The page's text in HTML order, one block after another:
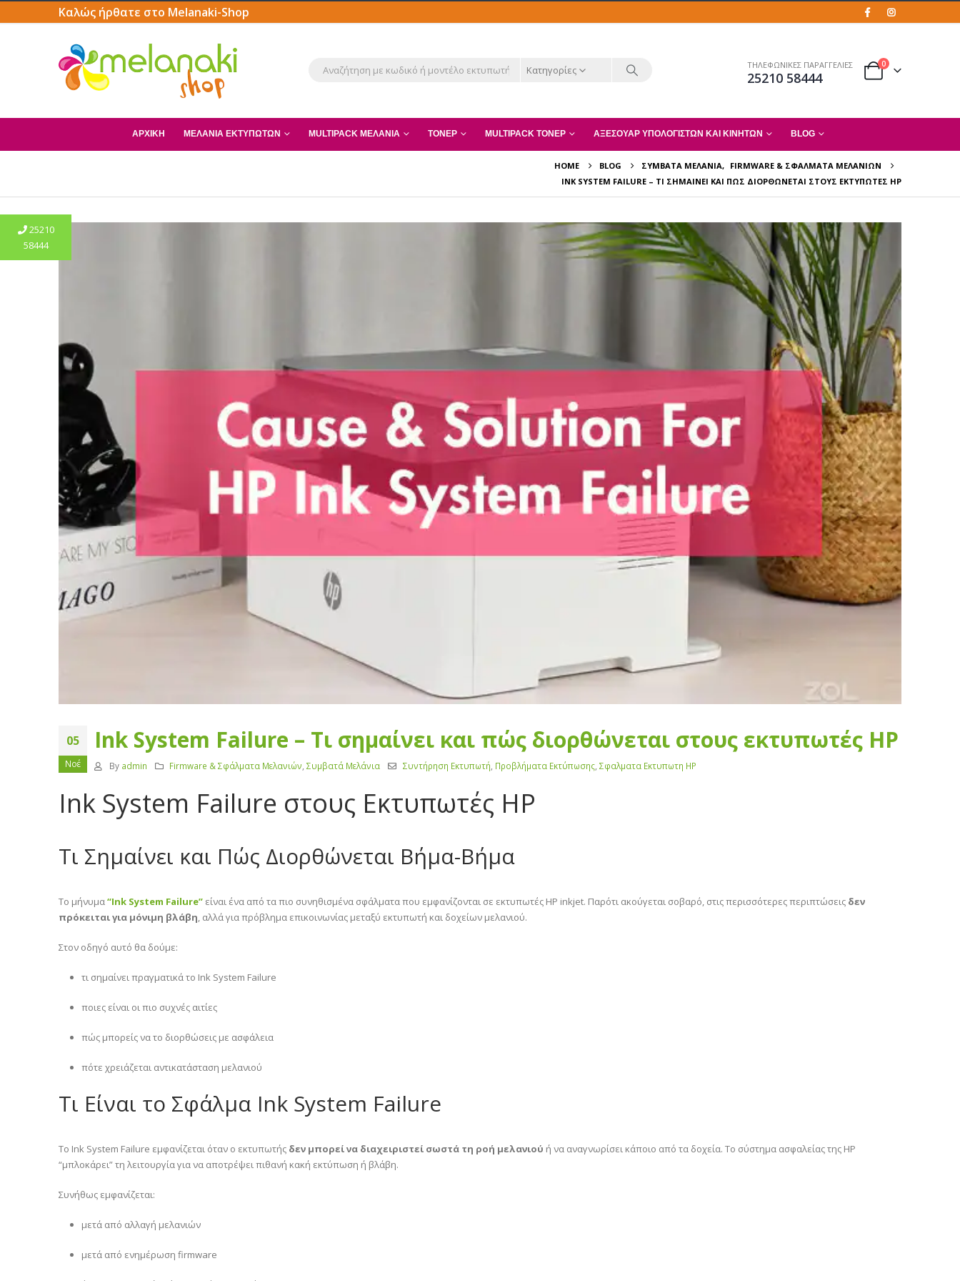
Καλώς ήρθατε στο Melanaki-Shop
Κατηγορίες ΤΗΛΕΦΩΝΙΚΕΣ ΠΑΡΑΓΓΕΛΙΕΣ
25210 58444
0
ΑΡΧΙΚΗ ΜΕΛΆΝΙΑ ΕΚΤΥΠΩΤΏΝ MULTIPACK ΜΕΛΆΝΙΑ ΤΌΝΕΡ MULTIPACK ΤΌΝΕΡ ΑΞΕΣΟΥΆΡ ΥΠΟΛΟΓΙΣΤΏΝ ΚΑΙ ΚΙΝΗΤΏΝ BLOG
HOME BLOG ΣΥΜΒΑΤΆ ΜΕΛΆΝΙΑ, FIRMWARE & ΣΦΆΛΜΑΤΑ ΜΕΛΑΝΙΏΝ
INK SYSTEM FAILURE – ΤΙ ΣΗΜΑΊΝΕΙ ΚΑΙ ΠΏΣ ΔΙΟΡΘΏΝΕΤΑΙ ΣΤΟΥΣ ΕΚΤΥΠΩΤΈΣ HP
05
Νοέ
Ink System Failure – Τι σημαίνει και πώς διορθώνεται στους εκτυπωτές HP
By admin Firmware & Σφάλματα Μελανιών ,Συμβατά Μελάνια Συντήρηση Εκτυπωτή Προβλήματα Εκτύπωσης ,Σφαλματα Εκτυπωτη HP
Ink System Failure στους Εκτυπωτές HP
Τι Σημαίνει και Πώς Διορθώνεται Βήμα-Βήμα
Το μήνυμα“Ink System Failure” είναι ένα από τα πιο συνηθισμένα σφάλματα που εμφανίζονται σε εκτυπωτές HP inkjet. Παρότι ακούγεται σοβαρό, στις περισσότερες περιπτώσεις δεν
πρόκειται για μόνιμη βλάβη, αλλά για πρόβλημα επικοινωνίας μεταξύ εκτυπωτή και δοχείων μελανιού.
Στον οδηγό αυτό θα δούμε:
τι σημαίνει πραγματικά το Ink System Failure
ποιες είναι οι πιο συχνές αιτίες
πώς μπορείς να το διορθώσεις με ασφάλεια
πότε χρειάζεται αντικατάσταση μελανιού
Τι Είναι το Σφάλμα Ink System Failure
Το Ink System Failure εμφανίζεται όταν ο εκτυπωτής δεν μπορεί να διαχειριστεί σωστά τη ροή μελανιού ή να αναγνωρίσει κάποιο από τα δοχεία. Το σύστημα ασφαλείας της HP
“μπλοκάρει” τη λειτουργία για να αποτρέψει πιθανή κακή εκτύπωση ή βλάβη.
Συνήθως εμφανίζεται:
μετά από αλλαγή μελανιών
μετά από ενημέρωση firmware
25210
58444